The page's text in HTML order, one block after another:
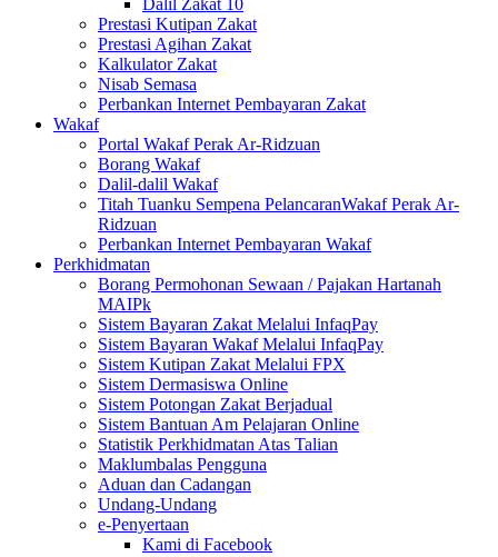
Prestasi Kutipan Zakat
Prestasi Agihan Zakat
Kalkulator Zakat
Nisab Semasa
Perbankan Internet Pembayaran Zakat
Wakaf
Portal Wakaf Perak Ar-Ridzuan
Borang Wakaf
Dalil-dalil Wakaf
Titah Tuanku Sempena PelancaranWakaf Perak Ar-
Ridzuan
Perbankan Internet Pembayaran Wakaf
Perkhidmatan
Borang Permohonan Sewaan / Pajakan Hartanah
MAIPk
Sistem Bayaran Zakat Melalui InfaqPay
Sistem Bayaran Wakaf Melalui InfaqPay
Sistem Kutipan Zakat Melalui FPX
Sistem Dermasiswa Online
Sistem Potongan Zakat Berjadual
Sistem Bantuan Am Pelajaran Online
Statistik Perkhidmatan Atas Talian
Maklumbalas Pengguna
Aduan dan Cadangan
Undang-Undang
e-Penyertaan
Kami di Facebook